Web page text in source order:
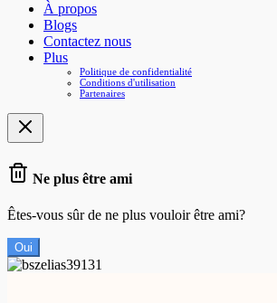
À propos
Blogs
Contactez nous
Plus
Politique de confidentialité
Conditions d'utilisation
Partenaires
Ne plus être ami
Êtes-vous sûr de ne plus vouloir être ami?
Oui